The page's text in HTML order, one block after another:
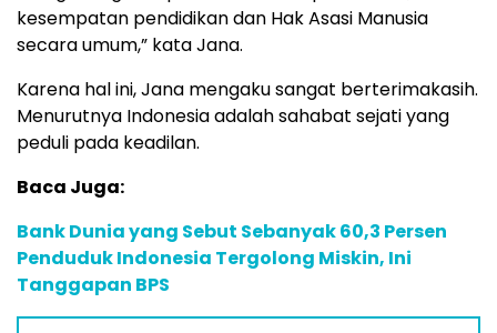
kesempatan pendidikan dan Hak Asasi Manusia
secara umum,” kata Jana.
Karena hal ini, Jana mengaku sangat berterimakasih.
Menurutnya Indonesia adalah sahabat sejati yang
peduli pada keadilan.
Baca Juga:
Bank Dunia yang Sebut Sebanyak 60,3 Persen
Penduduk Indonesia Tergolong Miskin, Ini
Tanggapan BPS